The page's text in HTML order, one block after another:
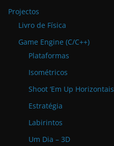
Projectos
Livro de Física
Game Engine (C/C++)
Plataformas
Isométricos
Shoot ‘Em Up Horizontais
Estratégia
Labirintos
Um Dia – 3D